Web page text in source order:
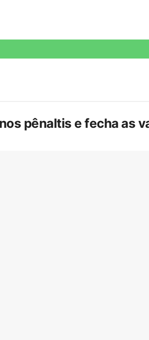
pênaltis e fecha as